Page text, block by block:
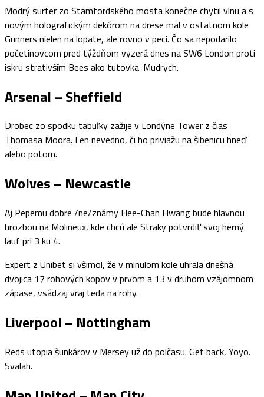
Modrý surfer zo Stamfordského mosta konečne chytil vlnu a s
novým holografickým dekórom na drese mal v ostatnom kole
Gunners nielen na lopate, ale rovno v peci. Čo sa nepodarilo
početinovcom pred týždňom vyzerá dnes na SW6 London proti
iskru strativším Bees ako tutovka. Mudrych.
Arsenal – Sheffield
Drobec zo spodku tabuľky zažije v Londýne Tower z čias
Thomasa Moora. Len nevedno, či ho priviažu na šibenicu hneď
alebo potom.
Wolves – Newcastle
Aj Pepemu dobre /ne/známy Hee-Chan Hwang bude hlavnou
hrozbou na Molineux, kde chcú ale Straky potvrdiť svoj herný
lauf pri 3 ku 4.
Expert z Unibet si všimol, že v minulom kole uhrala dnešná
dvojica 17 rohových kopov v prvom a 13 v druhom vzájomnom
zápase, vsádzaj vraj teda na rohy.
Liverpool – Nottingham
Reds utopia šunkárov v Mersey už do polčasu. Get back, Yoyo.
Svalah.